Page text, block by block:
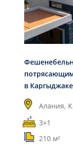
в
Алания,
3+1
210 м²